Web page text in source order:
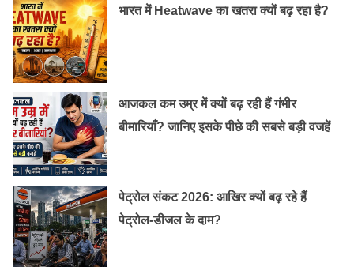
मन मोहने वाले सुन्दर गार्डन:
कश्मीर के बारे में सब कुछ सुंदरता मंत्रमुग्ध कर देता है। हवा में जादू
है और कश्मीर के बगीचे आपको एक अलग ही दुनिया में ले जाते हैं।
मुगल गार्डन:
मुगल गार्डन मुगल वास्तुकला का एक शानदार प्रदर्शन है। मुगल
गार्डन बनाने वाले तीन बागों में निशात बाग, चश्मा शाही और शालीमार
गार्डन शामिल हैं। निशात बाग की नींव 1634 ई. में रखी गई थी।
भारत में Heatwave का खतरा क्यों बढ़ रहा है?
आजकल कम उम्र में क्यों बढ़ रही हैं गंभीर
बीमारियाँ? जानिए इसके पीछे की सबसे बड़ी वजहें
पेट्रोल संकट 2026: आखिर क्यों बढ़ रहे हैं
पेट्रोल-डीजल के दाम?